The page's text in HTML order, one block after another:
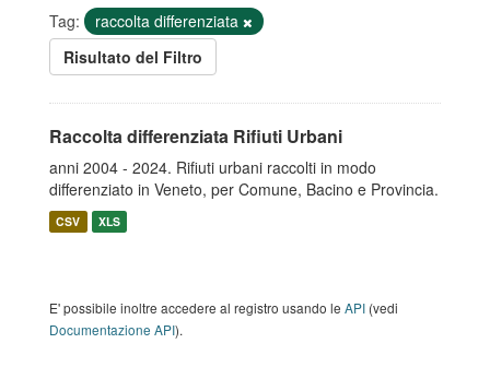
Tag:
raccolta differenziata
Risultato del Filtro
Raccolta differenziata Rifiuti Urbani
anni 2004 - 2024. Rifiuti urbani raccolti in modo
differenziato in Veneto, per Comune, Bacino e Provincia.
CSV XLS
E' possibile inoltre accedere al registro usando le API (vedi
Documentazione API).